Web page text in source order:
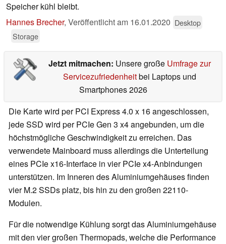
Speicher kühl bleibt.
Hannes Brecher, Veröffentlicht am 16.01.2020 Desktop
Storage
Jetzt mitmachen: Unsere große Umfrage zur
Servicezufriedenheitbei Laptops und
Smartphones 2026
Die Karte wird per PCI Express 4.0 x 16 angeschlossen,
jede SSD wird per PCIe Gen 3 x4 angebunden, um die
höchstmögliche Geschwindigkeit zu erreichen. Das
verwendete Mainboard muss allerdings die Unterteilung
eines PCIe x16-Interface in vier PCIe x4-Anbindungen
unterstützen. Im Inneren des Aluminiumgehäuses finden
vier M.2 SSDs platz, bis hin zu den großen 22110-
Modulen.
Für die notwendige Kühlung sorgt das Aluminiumgehäuse
mit den vier großen Thermopads, welche die Performance